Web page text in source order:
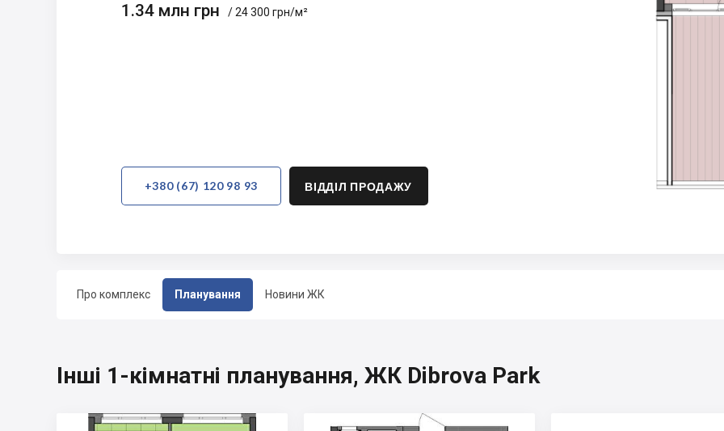
Про комплекс Планування Новини ЖК
1.34 млн грн / 24 300 грн/м²
+380 (67) 120 98 93 ВІДДІЛ ПРОДАЖУ
Інші 1-кімнатні планування, ЖК Dibrova Park